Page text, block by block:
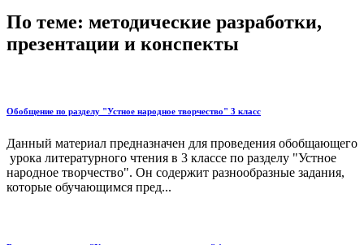
По теме: методические разработки,
презентации и конспекты
Обобщение по разделу "Устное народное творчество" 3 класс
Данный материал предназначен для проведения обобщающего
урока литературного чтения в 3 классе по разделу "Устное
народное творчество". Он содержит разнообразные задания,
которые обучающимся пред...